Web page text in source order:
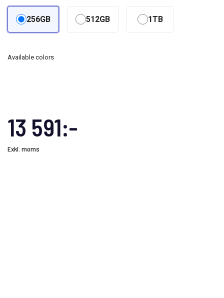
13 591:-
Exkl. moms
256GB 512GB 1TB
Available colors